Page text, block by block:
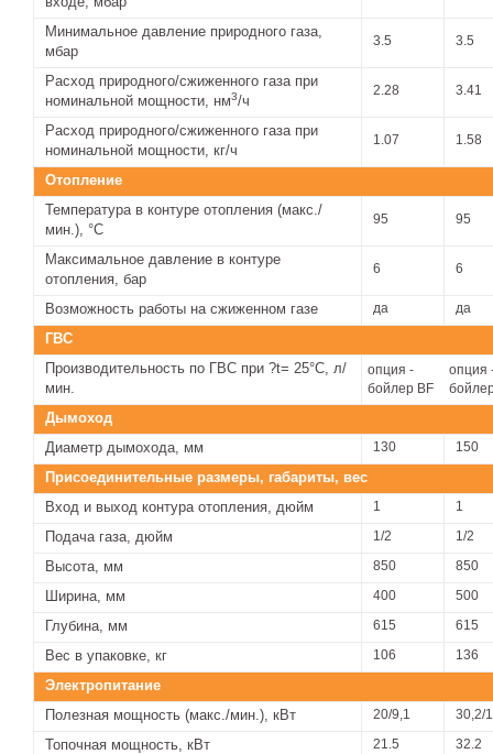
Минимальное давление природного газа,
мбар
3.5 3.5
Расход природного/сжиженного газа при
номинальной мощности, нм3/ч
2.28 3.41
Расход природного/сжиженного газа при
номинальной мощности, кг/ч
1.07 1.58
Отопление
Температура в контуре отопления (макс./
мин.), °С
95 95
Максимальное давление в контуре
отопления, бар
6 6
Возможность работы на сжиженном газе да да
ГВС
Производительность по ГВС при ?t= 25°С, л/
мин.
опция -
бойлер BF
опция
Дымоход
Диаметр дымохода, мм
130 150
Присоединительные размеры, габариты, вес
Вход и выход контура отопления, дюйм
1 1
Подача газа, дюйм 1/2 1/2
Высота, мм 850 850
Ширина, мм 400 500
Глубина, мм 615 615
Вес в упаковке, кг 106 136
Электропитание
Полезная мощность (макс./мин.), кВт
20/9,1 30,2/
Топочная мощность, кВт 21.5 32.2